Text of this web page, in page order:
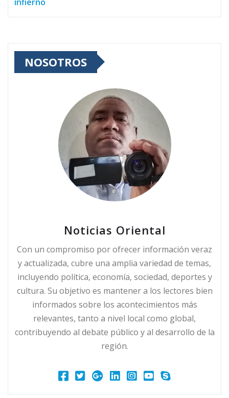
NOSOTROS
Noticias Oriental
Con un compromiso por ofrecer información veraz
y actualizada, cubre una amplia variedad de temas,
incluyendo política, economía, sociedad, deportes y
cultura. Su objetivo es mantener a los lectores bien
informados sobre los acontecimientos más
relevantes, tanto a nivel local como global,
contribuyendo al debate público y al desarrollo de la
región.